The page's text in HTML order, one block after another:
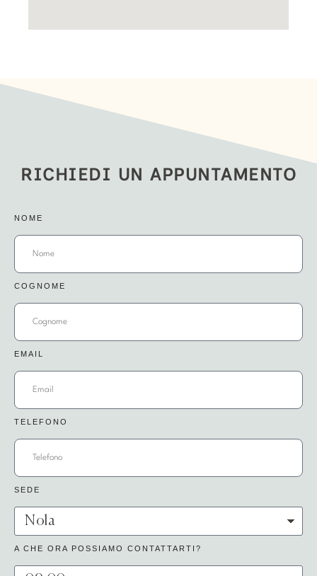
RICHIEDI UN APPUNTAMENTO
NOME
COGNOME
EMAIL
TELEFONO
SEDE
A CHE ORA POSSIAMO CONTATTARTI?